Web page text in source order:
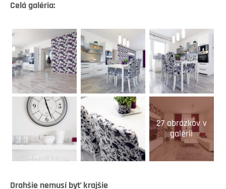
Celá galéria:
27 obrázkov v
galérii
Drahšie nemusí byť krajšie